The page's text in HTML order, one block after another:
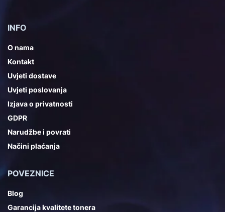
INFO
O nama
Kontakt
Uvjeti dostave
Uvjeti poslovanja
Izjava o privatnosti
GDPR
Narudžbe i povrati
Načini plaćanja
POVEZNICE
Blog
Garancija kvalitete tonera